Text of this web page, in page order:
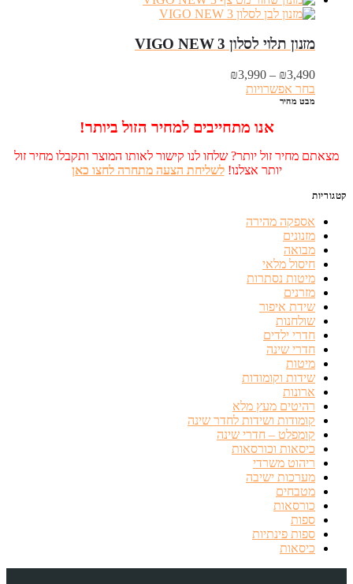
מזנון תלוי לסלון VIGO NEW 3
₪3,490
–
₪3,990
בחר אפשרויות
מבט מהיר
אנו מתחייבים למחיר הזול ביותר!
מצאתם מחיר זול יותר? שלחו לנו קישור לאותו המוצר ותקבלו מחיר זול
יותר אצלנו!לשליחת הצעה מתחרה לחצו כאן
קטגוריות
אספקה מהירה
מזנונים
מבואה
חיסול מלאי
מיטות נסתרות
מזרנים
שידת איפור
שולחנות
חדרי ילדים
חדרי שינה
מיטות
שידות וקומודות
ארונות
רהיטים מעץ מלא
קומודות ושידות לחדר שינה
קומפלט – חדרי שינה
כיסאות וכורסאות
ריהוט משרדי
מערכות ישיבה
מטבחים
כורסאות
ספות
ספות פינתיות
כיסאות